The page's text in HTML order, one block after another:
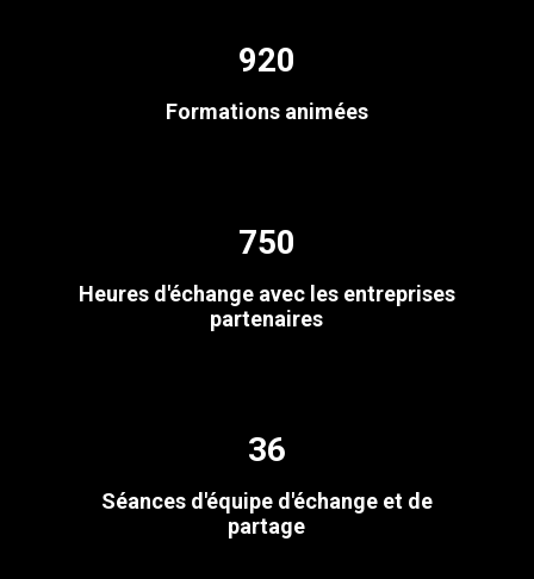
920
Formations animées
750
Heures d'échange avec les entreprises
partenaires
36
Séances d'équipe d'échange et de
partage